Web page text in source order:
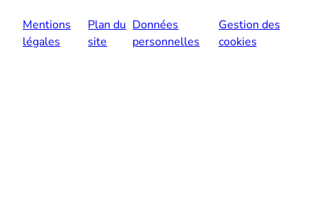
Mentions
légales
Plan du
site
Données
personnelles
Gestion des
cookies